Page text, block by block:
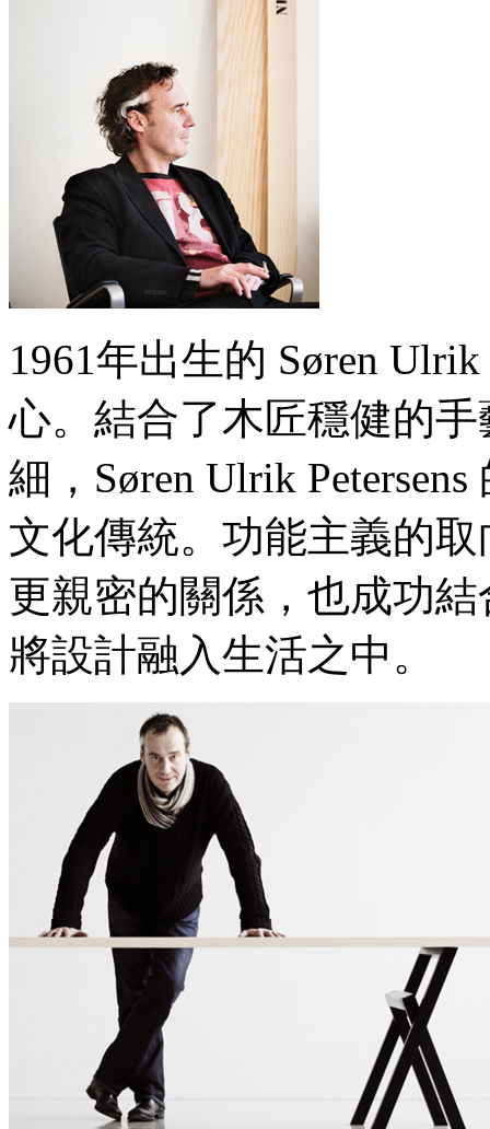
C
D
E
G
I
K
M
N
P
Q
S
T
U
V
W
Y
Z
#
Seating 座椅
單椅 Side Chairs
休閒造型椅 Lounge Chairs
辦公椅 Office Chairs
椅凳 Stools & Benches
沙發 Sofa
Lighting 燈具
吊燈 Pendant Lamps
桌燈 Table Lamps
立燈 / 地燈 Floor Lamps
壁燈 Wall Lamps
Table 桌子
餐桌 Dining Tables
咖啡桌 Coffee Tables
邊几 Side Tables
工作桌 Work & Office Tables
Storage 儲物
收納櫃 Shelves
書櫃 Book Shelves
邊櫃 Cabinets
收納箱 Storage Boxes
衣架 Coat Racks
1961年出生的 Søren
心。結合了木匠穩健的
細，Søren Ulrik
文化傳統。功能主義的
更親密的關係，也成功
將設計融入生活之中。